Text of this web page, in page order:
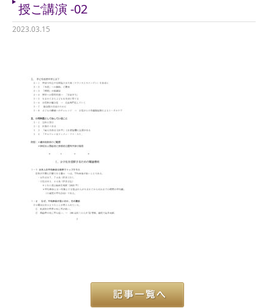
授ご講演 -02
2023.03.15